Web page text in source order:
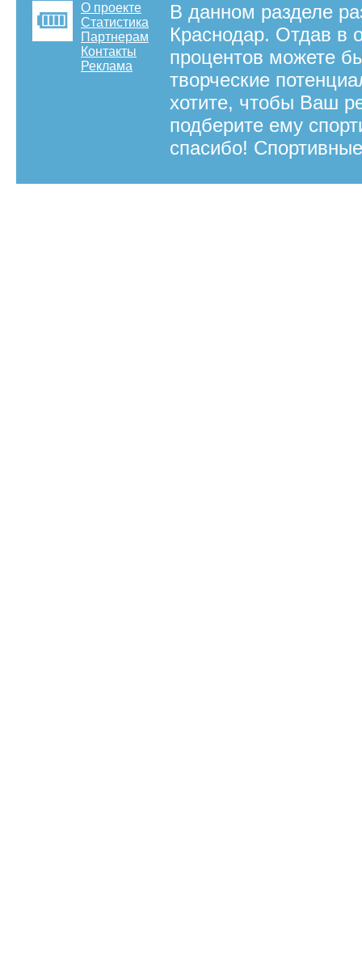
О проекте
Статистика
Партнерам
Контакты
Реклама
В данном разделе
Краснодар. Отдав в
процентов можете
творческие
хотите, чтобы Ваш
подберите ему
спасибо!